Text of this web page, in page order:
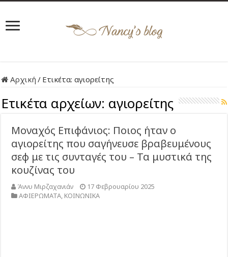
Αρχική / Ετικέτα:αγιορείτης
Ετικέτα αρχείων: αγιορείτης
Μοναχός Επιφάνιος: Ποιος ήταν ο
αγιορείτης που σαγήνευσε βραβευμένους
σεφ με τις συνταγές του – Τα μυστικά της
κουζίνας του
Άννυ Μιρζαχανιάν
17 Φεβρουαρίου 2025
ΑΦΙΕΡΩΜΑΤΑ, ΚΟΙΝΩΝΙΚΑ